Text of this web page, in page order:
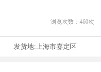
浏览次数： 460次
发货地:上海市嘉定区